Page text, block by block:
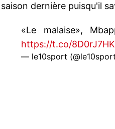
saison dernière puisqu'il
«Le malaise»,
https://t.co/
— le10sport